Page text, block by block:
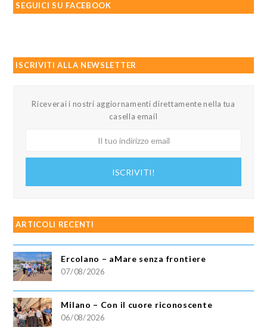
SEGUICI SU FACEBOOK
ISCRIVITI ALLA NEWSLETTER
Riceverai i nostri aggiornamenti direttamente nella tua
casella email
ISCRIVITI!
ARTICOLI RECENTI
Ercolano – aMare senza frontiere
07/08/2026
Milano – Con il cuore riconoscente
06/08/2026